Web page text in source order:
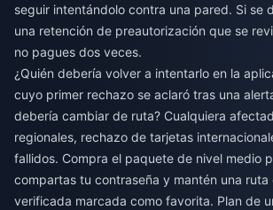
seguir intentándolo contra una pared. Si se
una retención de preautorización que se
no pagues dos veces.
¿Quién debería volver a intentarlo en la
cuyo primer rechazo se aclaró tras una
debería cambiar de ruta? Cualquiera
regionales, rechazo de tarjetas
fallidos. Compra el paquete de nivel medio
compartas tu contraseña y mantén una ruta
verificada marcada como favorita. Plan de